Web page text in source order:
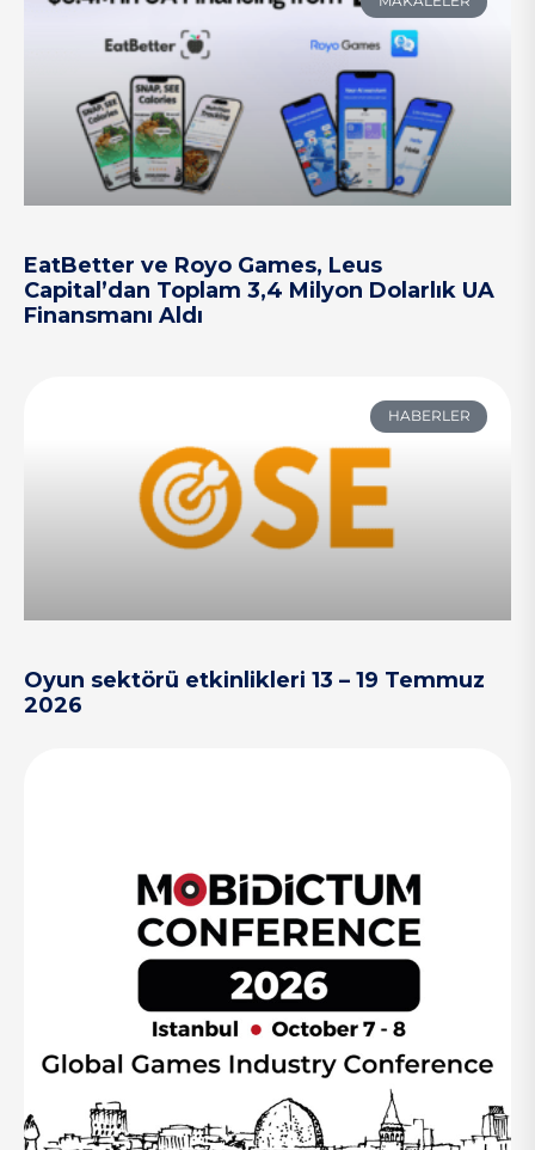
EatBetter ve Royo Games, Leus
Capital’dan Toplam 3,4 Milyon Dolarlık UA
Finansmanı Aldı
HABERLER
Oyun sektörü etkinlikleri 13 – 19 Temmuz
2026